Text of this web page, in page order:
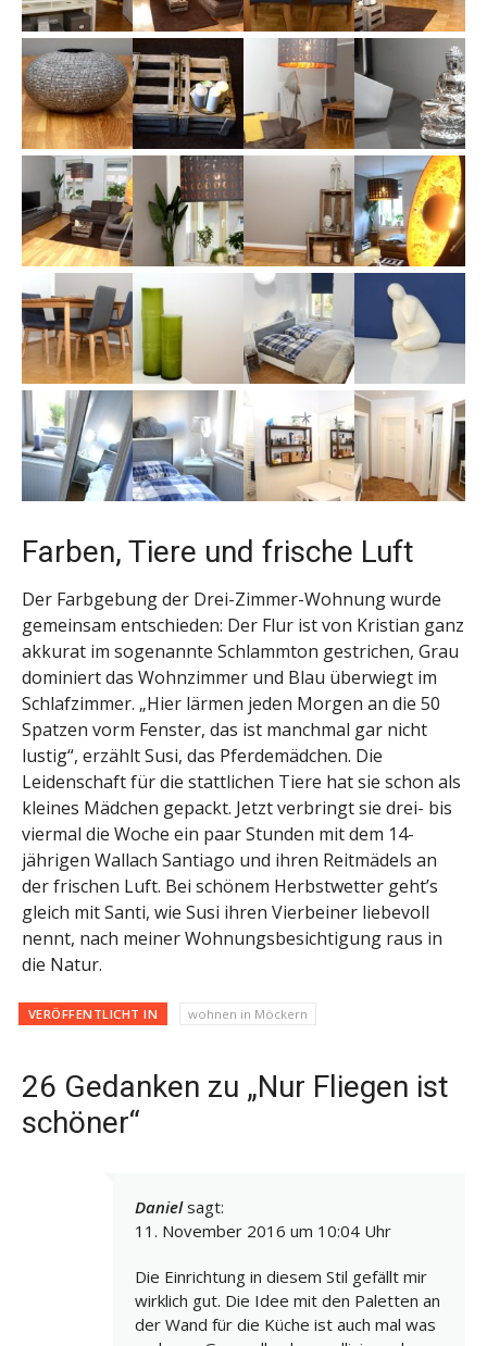
Farben, Tiere und frische Luft
Der Farbgebung der Drei-Zimmer-Wohnung wurde
gemeinsam entschieden: Der Flur ist von Kristian ganz
akkurat im sogenannte Schlammton gestrichen, Grau
dominiert das Wohnzimmer und Blau überwiegt im
Schlafzimmer. „Hier lärmen jeden Morgen an die 50
Spatzen vorm Fenster, das ist manchmal gar nicht
lustig“, erzählt Susi, das Pferdemädchen. Die
Leidenschaft für die stattlichen Tiere hat sie schon als
kleines Mädchen gepackt. Jetzt verbringt sie drei- bis
viermal die Woche ein paar Stunden mit dem 14-
jährigen Wallach Santiago und ihren Reitmädels an
der frischen Luft. Bei schönem Herbstwetter geht’s
gleich mit Santi, wie Susi ihren Vierbeiner liebevoll
nennt, nach meiner Wohnungsbesichtigung raus in
die Natur.
VERÖFFENTLICHT IN wohnen in Möckern
26 Gedanken zu „Nur Fliegen ist
schöner“
Daniel sagt:
11. November 2016 um 10:04 Uhr
Die Einrichtung in diesem Stil gefällt mir
wirklich gut. Die Idee mit den Paletten an
der Wand für die Küche ist auch mal was